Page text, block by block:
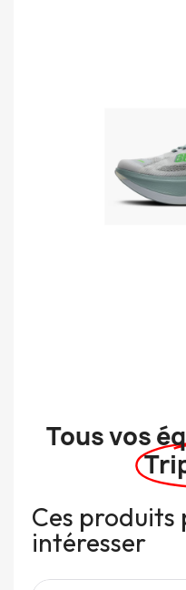
Tous vos
Ces produits
intéresser